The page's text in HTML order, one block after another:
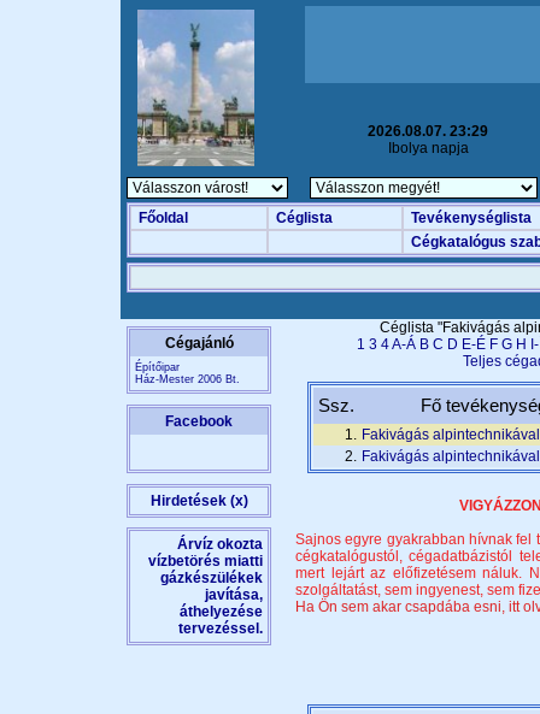
2026.08.07. 23:29
Ibolya napja
Főoldal Céglista
Tevékenységlista
Cégkatalógus
Cégajánló
Építőipar
Ház-Mester 2006 Bt.
Facebook
Hirdetések (x)
Árvíz okozta
vízbetörés miatti
gázkészülékek
javítása,
áthelyezése
tervezéssel.
Céglista "Fakivágás
1 3 4A-Á B C D E-É F G H
Teljes
Ssz. Fő
1. Fakivágás alpintechnikával
2. Fakivágás alpintechnikával
Sajnos egyre gyakrabban hívnak fel
cégkatalógustól, cégadatbázistól
mert lejárt az előfizetésem náluk.
szolgáltatást, sem ingyenest, sem
Ha Ön sem akar csapdába esni, itt